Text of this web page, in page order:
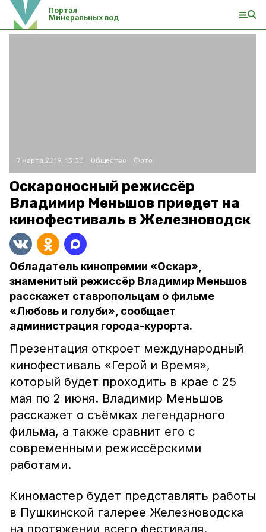
Портал
Минеральных вод
7 марта 2019, 13:30 Общество Фото:
Оскароносный режиссёр
Владимир Меньшов приедет на
кинофестиваль в Железноводск
Обладатель кинопремии «Оскар»,
знаменитый режиссёр Владимир Меньшов
расскажет ставропольцам о фильме
«Любовь и голуби», сообщает
администрация города-курорта.
Презентация откроет международный
кинофестиваль «Герой и Время»,
который будет проходить в крае с 25
мая по 2 июня. Владимир Меньшов
расскажет о съёмках легендарного
фильма, а также сравнит его с
современными режиссёрскими
работами.
Киномастер будет представлять работы
в Пушкинской галерее Железноводска
на протяжении всего фестиваля.